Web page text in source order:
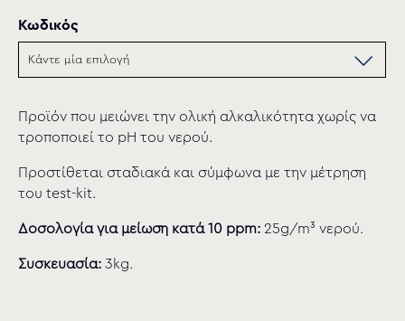
Κωδικός
Προϊόν που μειώνει την ολική αλκαλικότητα χωρίς να
τροποποιεί το pH του νερού.
Προστίθεται σταδιακά και σύμφωνα με την μέτρηση
του test-kit.
Δοσολογία για μείωση κατά 10 ppm: 25g/m³ νερού.
Συσκευασία: 3kg.